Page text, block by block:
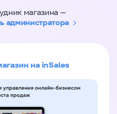
магазина —
администратора
на inSales